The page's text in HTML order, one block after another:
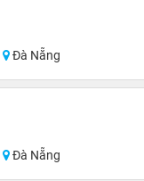
Đà Nẵng
Đà Nẵng